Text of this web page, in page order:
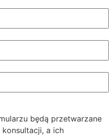
będą przetwarzane
a ich